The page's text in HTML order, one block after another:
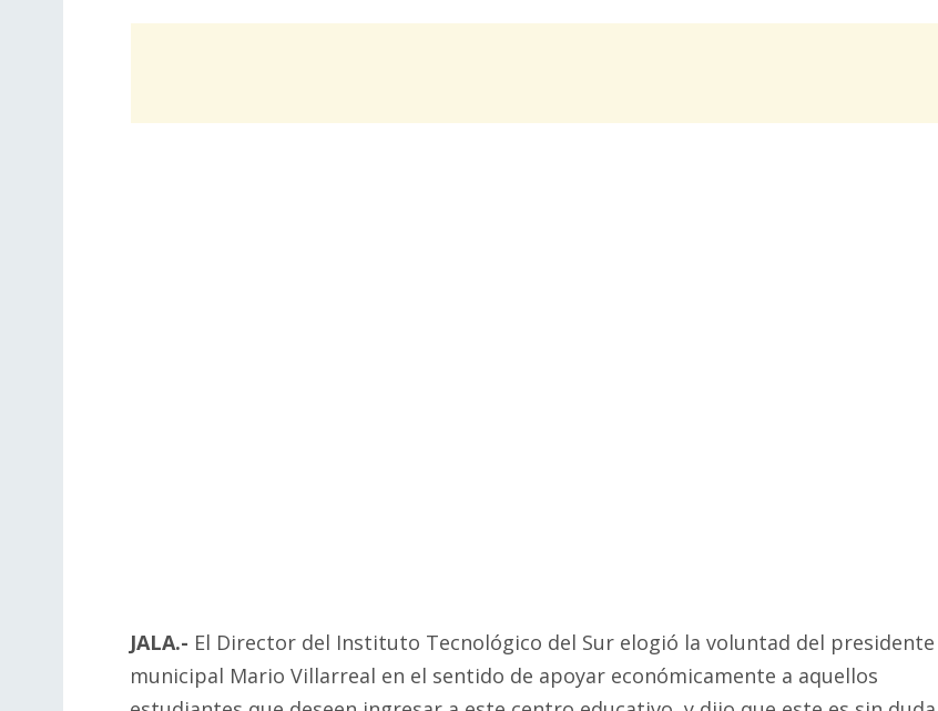
JALA.- El Director del Instituto Tecnológico del Sur elogió la voluntad del presidente
municipal Mario Villarreal en el sentido de apoyar económicamente a aquellos